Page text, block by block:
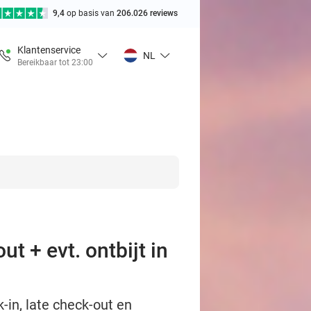
9,4 op basis van 206.026 reviews
Klantenservice
Bereikbaar tot 23:00
NL
+ evt. ontbijt in
in, late check-out en